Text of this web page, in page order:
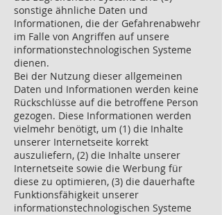
sonstige ähnliche Daten und
Informationen, die der Gefahrenabwehr
im Falle von Angriffen auf unsere
informationstechnologischen Systeme
dienen.
Bei der Nutzung dieser allgemeinen
Daten und Informationen werden keine
Rückschlüsse auf die betroffene Person
gezogen. Diese Informationen werden
vielmehr benötigt, um (1) die Inhalte
unserer Internetseite korrekt
auszuliefern, (2) die Inhalte unserer
Internetseite sowie die Werbung für
diese zu optimieren, (3) die dauerhafte
Funktionsfähigkeit unserer
informationstechnologischen Systeme